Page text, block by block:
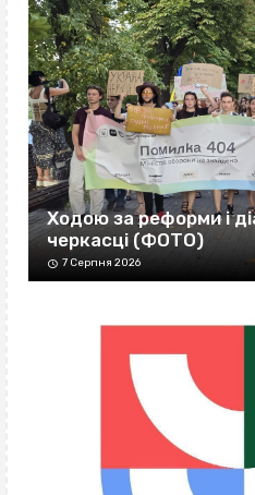
Ходою за реформи і
черкасці (ФОТО)
7 Серпня 2026